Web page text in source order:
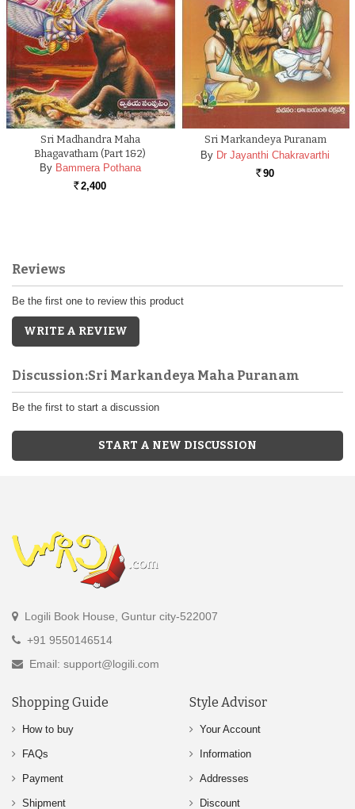
Sri Madhandra Maha
Bhagavatham (part 1&2)
By Bammera Pothana
Rs. 2,400
Sri Markandeya Puranam
By Dr Jayanthi Chakravarthi
Rs. 90
Reviews
Be the first one to review this product
WRITE A REVIEW
Discussion:Sri Markandeya Maha Puranam
Be the first to start a discussion
START A NEW DISCUSSION
Logili Book House, Guntur city-522007
+91 9550146514
Email: support@logili.com
Shopping Guide
How to buy
FAQs
Payment
Shipment
Style Advisor
Your Account
Information
Addresses
Discount